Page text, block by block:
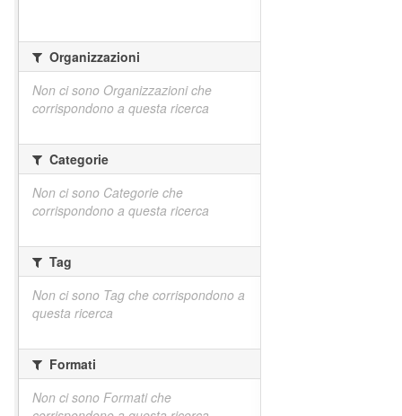
Organizzazioni
Non ci sono Organizzazioni che
corrispondono a questa ricerca
Categorie
Non ci sono Categorie che
corrispondono a questa ricerca
Tag
Non ci sono Tag che corrispondono a
questa ricerca
Formati
Non ci sono Formati che